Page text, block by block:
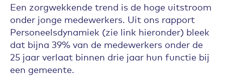
Een zorgwekkende trend is de hoge uitstroom
onder jonge medewerkers. Uit ons rapport
Personeelsdynamiek (zie link hieronder) bleek
dat bijna 39% van de medewerkers onder de
25 jaar verlaat binnen drie jaar hun functie bij
een gemeente.